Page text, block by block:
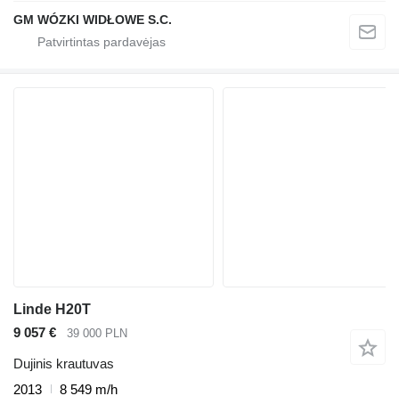
GM WÓZKI WIDŁOWE S.C.
Linde H20T
9 057 €
39 000 PLN
Dujinis krautuvas
2013
8 549 m/h